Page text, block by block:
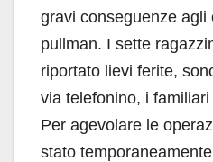
gravi conseguenze agli
pullman. I sette
riportato lievi ferite,
via telefonino, i
Per agevolare le
stato